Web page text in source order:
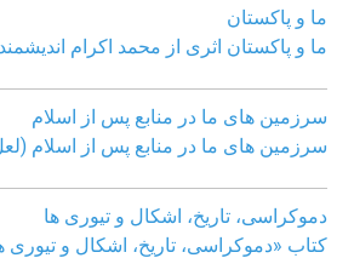
ما و پاکستان
ما و پاکستان اثری از محمد اکرام اندیشمند
سرزمین های ما در منابع پس از اسلام
سرزمین های ما در منابع پس از اسلام
دموکراسی، تاريخ، اشکال و تيوری ها
کتاب «دموکراسی، تاريخ، اشکال و تيوری